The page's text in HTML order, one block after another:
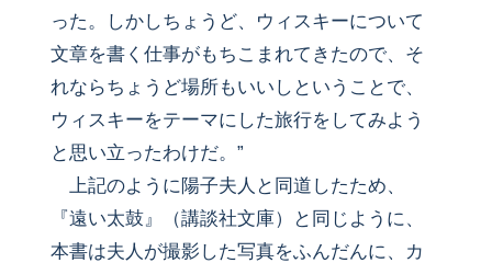
った。しかしちょうど、ウィスキーについて
文章を書く仕事がもちこまれてきたので、そ
れならちょうど場所もいいしということで、
ウィスキーをテーマにした旅行をしてみよう
と思い立ったわけだ。”
上記のように陽子夫人と同道したため、
『遠い太鼓』（講談社文庫）と同じように、
本書は夫人が撮影した写真をふんだんに、カ